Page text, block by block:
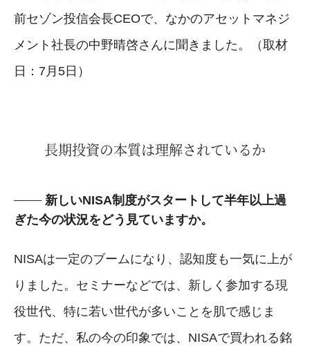
前セゾン投信会長CEOで、なかのアセットマネジ
メント社長の中野晴啓さんに聞きました。（取材
日：7月5日）
長期投資の本質は理解されているか
新しいNISA制度がスタートして半年以上過
ぎた今の状況をどう見ていますか。
NISAは一定のブームになり、認知度も一気に上が
りました。セミナーなどでは、新しく参加する現
役世代、特に若い世代が多いことを肌で感じま
す。ただ、私の今の印象では、NISAで買われる銘